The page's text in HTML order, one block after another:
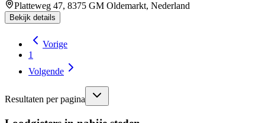
Platteweg 47, 8375 GM Oldemarkt, Nederland
Bekijk details
Vorige
1
Volgende
Resultaten per pagina